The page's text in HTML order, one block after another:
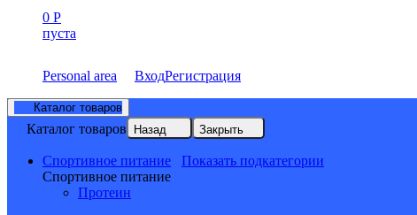
0 Р
пуста
Personal area ВходРегистрация
Каталог товаров
Каталог товаров Назад Закрыть
Спортивное питание
Показать подкатегории
Спортивное питание
Протеин